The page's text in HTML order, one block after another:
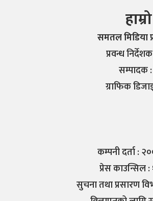
समतल मिडिया
प्रवन्ध
सम्पादक
ग्राफिक
कम्पनी दर्ता :
प्रेस
सुचना तथा प्रसारण